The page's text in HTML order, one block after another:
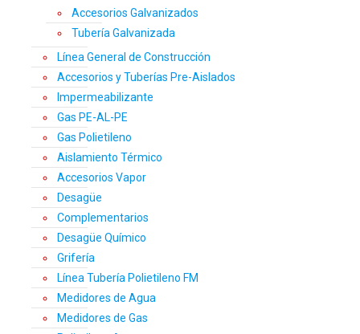
Accesorios Galvanizados
Tubería Galvanizada
Línea General de Construcción
Accesorios y Tuberías Pre-Aislados
Impermeabilizante
Gas PE-AL-PE
Gas Polietileno
Aislamiento Térmico
Accesorios Vapor
Desagüe
Complementarios
Desagüe Químico
Grifería
Línea Tubería Polietileno FM
Medidores de Agua
Medidores de Gas